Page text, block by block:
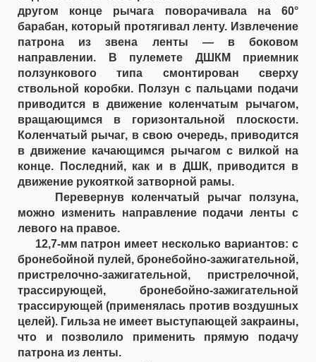
другом конце рычага поворачивала на 60°
барабан, который протягивал ленту. Извлечение
патрона из звена ленты — в боковом
направлении. В пулемете ДШКМ приемник
ползункового типа смонтирован сверху
ствольной коробки. Ползун с пальцами подачи
приводится в движение коленчатым рычагом,
вращающимся в горизонтальной плоскости.
Коленчатый рычаг, в свою очередь, приводится
в движение качающимся рычагом с вилкой на
конце. Последний, как и в ДШК, приводится в
движение рукояткой затворной рамы.
Перевернув коленчатый рычаг ползуна,
можно изменить направление подачи ленты с
левого на правое.
12,7-мм патрон имеет несколько вариантов: с
бронебойной пулей, бронебойно-зажигательной,
пристрелочно-зажигательной, пристрелочной,
трассирующей, бронебойно-зажигательной
трассирующей (применялась против воздушных
целей). Гильза не имеет выступающей закраины,
что и позволило применить прямую подачу
патрона из ленты.